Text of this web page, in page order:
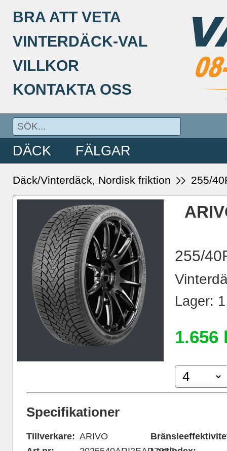
BRA ATT VETA
VINTERDÄCK-VAL
VILLKOR
KONTAKTA OSS
DÄCK FÄLGAR
Däck/Vinterdäck, Nordisk friktion 255/
255/
Lager:
1.656
Specifikationer
Tillverkare: ARIVO